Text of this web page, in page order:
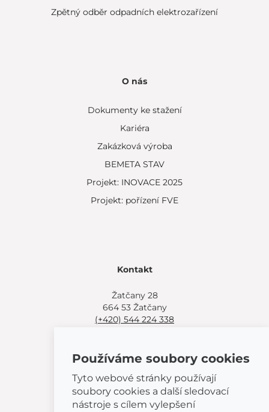
Zpětný odběr odpadních elektrozařízení
O nás
Dokumenty ke stažení
Kariéra
Zakázková výroba
BEMETA STAV
Projekt: INOVACE 2025
Projekt: pořízení FVE
Kontakt
Žatčany 28
664 53 Žatčany
(+420) 544 224 338
Další možnosti nákupu:
Najděte si prodejce poblíž.
Nebo volejte(+420) 544 224 338.
Používáme soubory cookies
Tyto webové stránky používají
soubory cookies a další sledovací
nástroje s cílem vylepšení